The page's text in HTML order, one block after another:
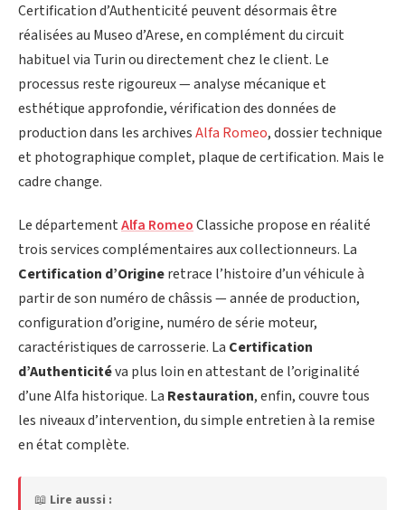
Certification d’Authenticité peuvent désormais être
réalisées au Museo d’Arese, en complément du circuit
habituel via Turin ou directement chez le client. Le
processus reste rigoureux — analyse mécanique et
esthétique approfondie, vérification des données de
production dans les archivesAlfa Romeo, dossier technique
et photographique complet, plaque de certification. Mais le
cadre change.
Le départementAlfa RomeoClassiche propose en réalité
trois services complémentaires aux collectionneurs. La
Certification d’Origineretrace l’histoire d’un véhicule à
partir de son numéro de châssis — année de production,
configuration d’origine, numéro de série moteur,
caractéristiques de carrosserie. La Certification
d’Authenticitéva plus loin en attestant de l’originalité
d’une Alfa historique. La Restauration, enfin, couvre tous
les niveaux d’intervention, du simple entretien à la remise
en état complète.
📖 Lire aussi :